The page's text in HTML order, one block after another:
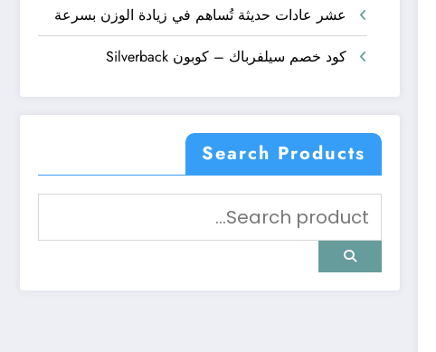
عشر عادات حديثة تُساهم في زيادة الوزن بسرعة
كود خصم سيلفرباك – كوبون Silverback
Search Products